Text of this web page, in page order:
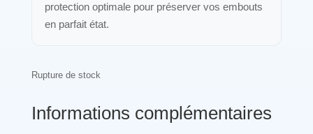
protection optimale pour préserver vos embouts
en parfait état.
Rupture de stock
Informations complémentaires